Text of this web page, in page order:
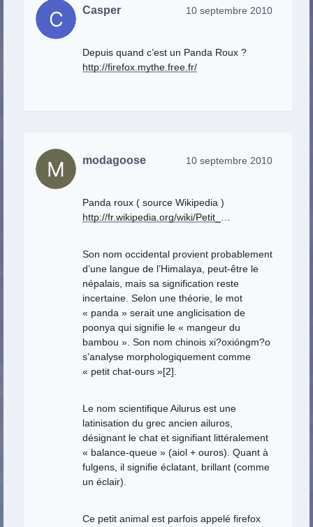
Casper 10 septembre 2010
Depuis quand c’est un Panda Roux ?
http://firefox.mythe.free.fr/
modagoose 10 septembre 2010
Panda roux ( source Wikipedia )
http://fr.wikipedia.org/wiki/Petit_
Son nom occidental provient probablement
d’une langue de l’Himalaya, peut-être le
népalais, mais sa signification reste
incertaine. Selon une théorie, le mot
« panda » serait une anglicisation de
poonya qui signifie le « mangeur du
bambou ». Son nom chinois xi?oxióngm?o
s’analyse morphologiquement comme
« petit chat-ours »[2].
Le nom scientifique Ailurus est une
latinisation du grec ancien ailuros,
désignant le chat et signifiant littéralement
« balance-queue » (aiol + ouros). Quant à
fulgens, il signifie éclatant, brillant (comme
un éclair).
Ce petit animal est parfois appelé firefox